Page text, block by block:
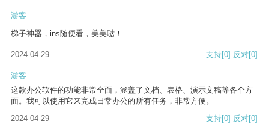
游客
梯子神器，ins随便看，美美哒！
2024-04-29 支持[0] 反对[0]
游客
这款办公软件的功能非常全面，涵盖了文档、表格、演示文稿等各个方
面。我可以使用它来完成日常办公的所有任务，非常方便。
2024-04-29
支持[0] 反对[0]